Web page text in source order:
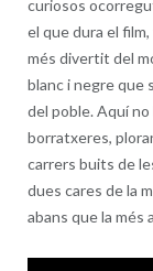
curiosos
el que dura el
més divertit del
blanc i negre que
del poble. Aquí no
borratxeres,
carrers buits de
dues cares de la
abans que la més